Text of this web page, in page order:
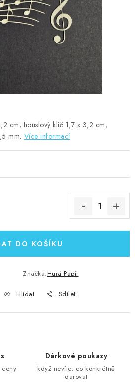
objednávka
Oblíbené ♥️
podmínky
údajů
Ověřování recenzí
cm; houslový klíč 1,7 x 3,2 cm,
mm. Více informací
DO KOŠÍKU
Značka:Hurá Papír
Hlídat Sdílet
ceny
Dárkové poukazy
když nevíte, co konkrétně
darovat